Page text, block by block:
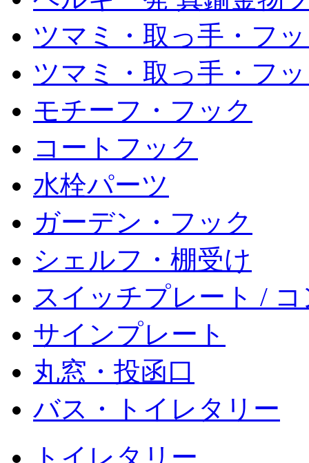
ツマミ・取っ手・フ
ツマミ・取っ手・フ
モチーフ・フック
コートフック
水栓パーツ
ガーデン・フック
シェルフ・棚受け
スイッチプレート /
サインプレート
丸窓・投函口
バス・トイレタリー
トイレタリー